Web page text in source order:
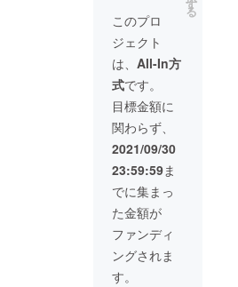
日１週
間前ま
でにお
届けし
ます。
※Tシャ
ツのサ
イズは
S、M、
L、
XL、
XXL、
となり
ます。
希望の
サイズ
を備考
欄にご
食チ
ケット×
３また
は読谷
村公認
キャラ
クター
「よみ
とん」
トート
バック
・読谷
鳳フェ
スティ
バルオ
リジナ
ルTシャ
ル ・よ
す
る
このプロ
ジェクト
は、 All-In方
式です。
目標金額に
関わらず、
2021/09/30
23:59:59ま
でに集まっ
た金額が
ファンディ
ングされま
す。